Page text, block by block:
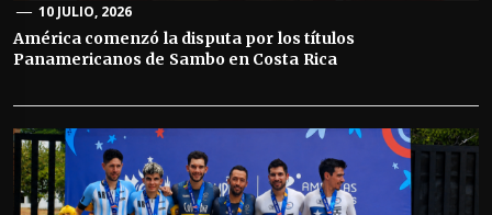
10 JULIO, 2026
América comenzó la disputa por los títulos
Panamericanos de Sambo en Costa Rica